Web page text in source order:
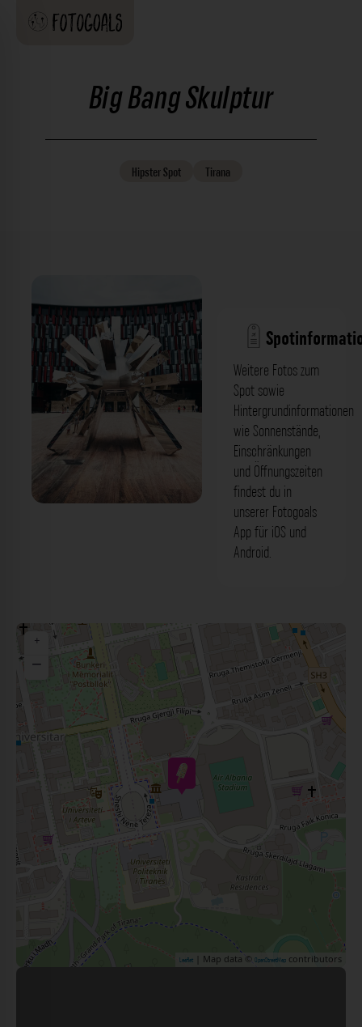
Big Bang Skulptur
HipsterSpot Tirana
Weitere Fotos zum
Spot sowie
Hintergrundinformationen
wie Sonnenstände,
Einschränkungen
und Öffnungszeiten
findest du in
unserer Fotogoals
App für iOS und
Android.
+
−
Leaflet | Map data © OpenStreetMap contributors